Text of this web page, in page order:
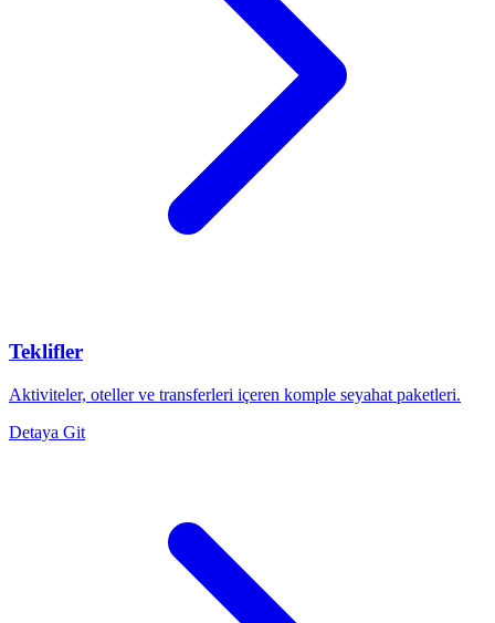
Teklifler
Aktiviteler, oteller ve transferleri içeren komple seyahat paketleri.
Detaya Git